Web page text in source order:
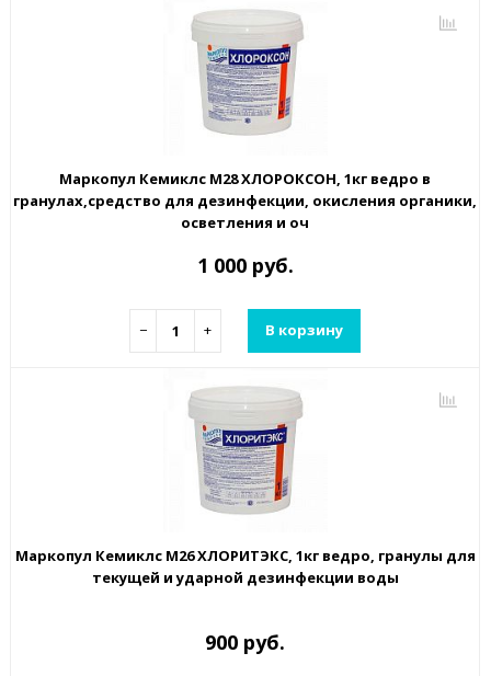
Маркопул Кемиклс М28 ХЛОРОКСОН, 1кг ведро в
гранулах,средство для дезинфекции, окисления органики,
осветления и оч
1 000 руб.
− + В корзину
Маркопул Кемиклс М26 ХЛОРИТЭКС, 1кг ведро, гранулы для
текущей и ударной дезинфекции воды
900 руб.